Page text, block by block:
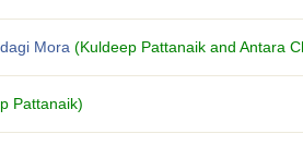
Mora (Kuldeep Pattanaik and Antara
Pattanaik)